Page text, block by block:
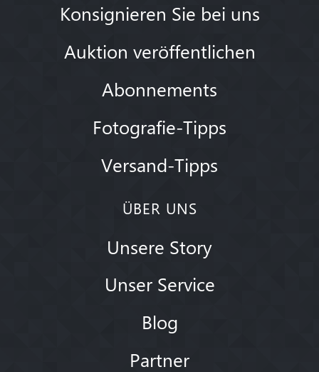
Konsignieren Sie bei uns
Auktion veröffentlichen
Abonnements
Fotografie-Tipps
Versand-Tipps
ÜBER UNS
Unsere Story
Unser Service
Blog
Partner